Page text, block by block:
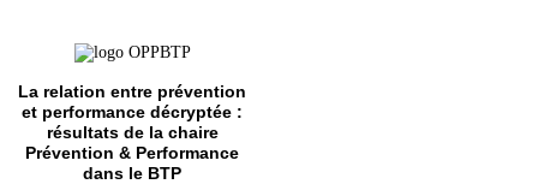
La relation entre prévention
et performance décryptée :
résultats de la chaire
Prévention & Performance
dans le BTP